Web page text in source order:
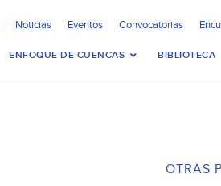
Noticias Eventos Convocatorias
ENFOQUE DE CUENCAS BIBLIOTECA
OTRAS